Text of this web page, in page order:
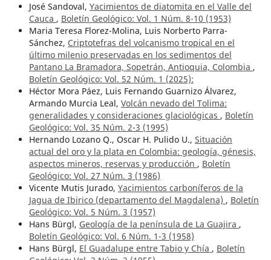
José Sandoval, Yacimientos de diatomita en el Valle del
Cauca , Boletín Geológico: Vol. 1 Núm. 8-10 (1953)
Maria Teresa Florez-Molina, Luis Norberto Parra-
Sánchez, Criptotefras del volcanismo tropical en el
último milenio preservadas en los sedimentos del
Pantano La Bramadora, Sopetrán, Antioquia, Colombia ,
Boletín Geológico: Vol. 52 Núm. 1 (2025):
Héctor Mora Páez, Luis Fernando Guarnizo Álvarez,
Armando Murcia Leal, Volcán nevado del Tolima:
generalidades y consideraciones glaciológicas , Boletín
Geológico: Vol. 35 Núm. 2-3 (1995)
Hernando Lozano Q., Oscar H. Pulido U., Situación
actual del oro y la plata en Colombia: geología, génesis,
aspectos mineros, reservas y producción , Boletín
Geológico: Vol. 27 Núm. 3 (1986)
Vicente Mutis Jurado, Yacimientos carboníferos de la
Jagua de Ibirico (departamento del Magdalena) , Boletín
Geológico: Vol. 5 Núm. 3 (1957)
Hans Bürgl, Geología de la península de La Guajira ,
Boletín Geológico: Vol. 6 Núm. 1-3 (1958)
Hans Bürgl, El Guadalupe entre Tabio y Chía , Boletín